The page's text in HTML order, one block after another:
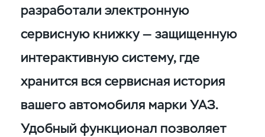
разработали электронную
сервисную книжку — защищенную
интерактивную систему, где
хранится вся сервисная история
вашего автомобиля марки УАЗ.
Удобный функционал позволяет